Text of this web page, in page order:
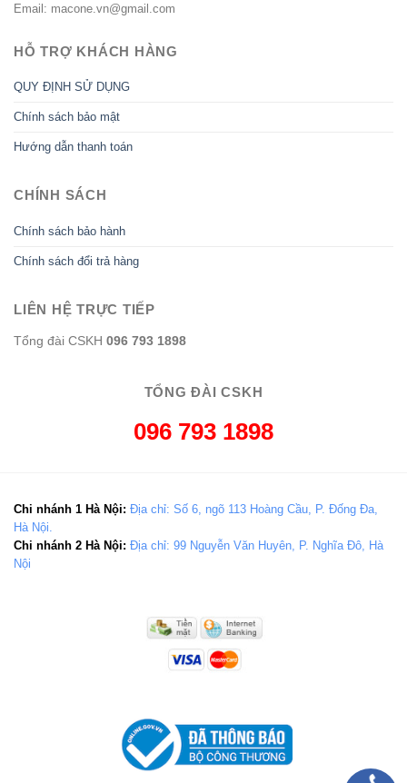
Email: macone.vn@gmail.com
HỖ TRỢ KHÁCH HÀNG
QUY ĐỊNH SỬ DỤNG
Chính sách bảo mật
Hướng dẫn thanh toán
CHÍNH SÁCH
Chính sách bảo hành
Chính sách đổi trả hàng
LIÊN HỆ TRỰC TIẾP
Tổng đài CSKH 096 793 1898
TỔNG ĐÀI CSKH
096 793 1898
Chi nhánh 1 Hà Nội: Địa chỉ: Số 6, ngõ 113 Hoàng Cầu, P. Đống Đa,
Hà Nội.
Chi nhánh 2 Hà Nội: Địa chỉ: 99 Nguyễn Văn Huyên, P. Nghĩa Đô, Hà
Nội